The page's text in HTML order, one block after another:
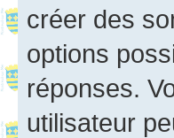
créer des
options
réponses.
utilisateur